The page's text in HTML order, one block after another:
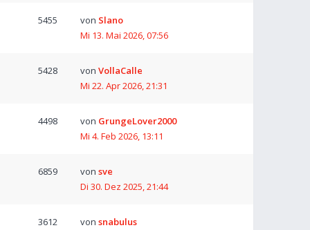
5455 von Slano
Mi 13. Mai 2026, 07:56
5428 von VollaCalle
Mi 22. Apr 2026, 21:31
4498 von GrungeLover2000
Mi 4. Feb 2026, 13:11
6859 von sve
Di 30. Dez 2025, 21:44
3612 von snabulus